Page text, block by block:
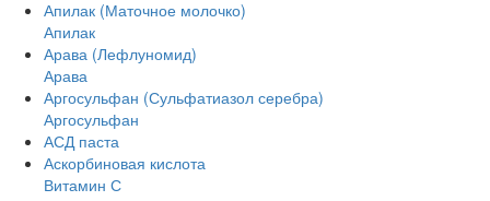
Апилак (Маточное молочко)
Апилак
Арава (Лефлуномид)
Арава
Аргосульфан (Сульфатиазол серебра)
Аргосульфан
АСД паста
Аскорбиновая кислота
Витамин С